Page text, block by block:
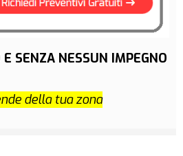
SENZA NESSUN IMPEGNO
della tua zona